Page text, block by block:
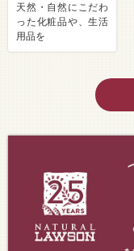
天然・自然にこだわ
った化粧品や、生活
用品を